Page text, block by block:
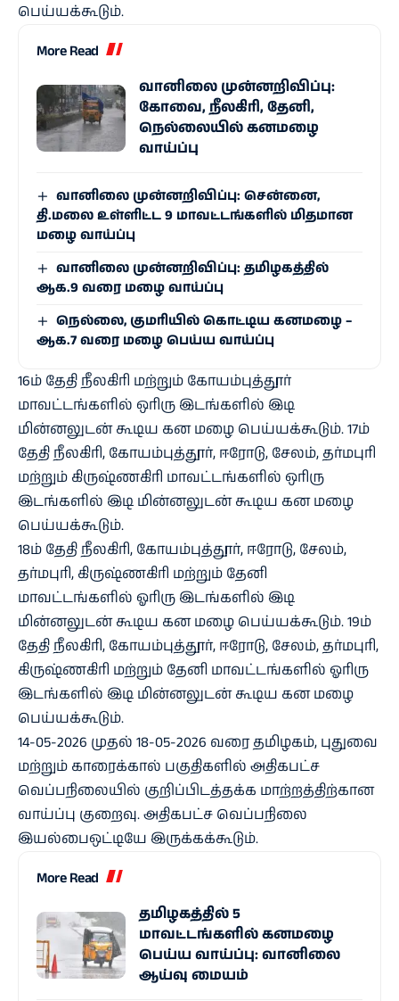
பெய்யக்கூடும்.
More Read
வானிலை முன்னறிவிப்பு:
கோவை, நீலகிரி, தேனி,
நெல்லையில் கனமழை
வாய்ப்பு
வானிலை முன்னறிவிப்பு: சென்னை,
தி.மலை உள்ளிட்ட 9 மாவட்டங்களில் மிதமான
மழை வாய்ப்பு
வானிலை முன்னறிவிப்பு: தமிழகத்தில்
ஆக.9 வரை மழை வாய்ப்பு
நெல்லை, குமரியில் கொட்டிய கனமழை –
ஆக.7 வரை மழை பெய்ய வாய்ப்பு
16ம் தேதி நீலகிரி மற்றும் கோயம்புத்தூர்
மாவட்டங்களில் ஒரிரு இடங்களில் இடி
மின்னலுடன் கூடிய கன மழை பெய்யக்கூடும். 17ம்
தேதி நீலகிரி, கோயம்புத்தூர், ஈரோடு, சேலம், தர்மபுரி
மற்றும் கிருஷ்ணகிரி மாவட்டங்களில் ஒரிரு
இடங்களில் இடி மின்னலுடன் கூடிய கன மழை
பெய்யக்கூடும்.
18ம் தேதி நீலகிரி, கோயம்புத்தூர், ஈரோடு, சேலம்,
தர்மபுரி, கிருஷ்ணகிரி மற்றும் தேனி
மாவட்டங்களில் ஓரிரு இடங்களில் இடி
மின்னலுடன் கூடிய கன மழை பெய்யக்கூடும். 19ம்
தேதி நீலகிரி, கோயம்புத்தூர், ஈரோடு, சேலம், தர்மபுரி,
கிருஷ்ணகிரி மற்றும் தேனி மாவட்டங்களில் ஓரிரு
இடங்களில் இடி மின்னலுடன் கூடிய கன மழை
பெய்யக்கூடும்.
14-05-2026 முதல் 18-05-2026 வரை தமிழகம், புதுவை
மற்றும் காரைக்கால் பகுதிகளில் அதிகபட்ச
வெப்பநிலையில் குறிப்பிடத்தக்க மாற்றத்திற்கான
வாய்ப்பு குறைவு. அதிகபட்ச வெப்பநிலை
இயல்பைஒட்டியே இருக்கக்கூடும்.
More Read
தமிழகத்தில் 5
மாவட்டங்களில் கனமழை
பெய்ய வாய்ப்பு: வானிலை
ஆய்வு மையம்